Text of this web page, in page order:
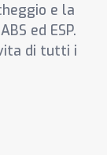
e la
ed ESP.
di tutti i